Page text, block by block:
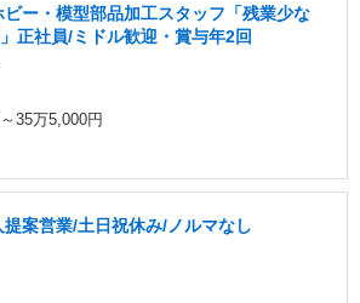
ー・模型部品加工スタッフ「残業少な
正社員/ミドル歓迎・賞与年2回
35万5,000円
案営業/土日祝休み/ノルマなし